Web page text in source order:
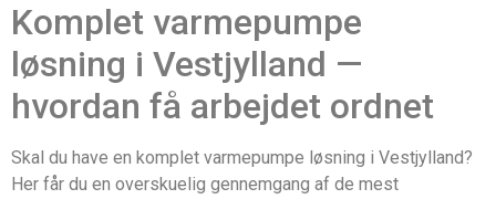
Komplet varmepumpe
løsning i Vestjylland —
hvordan få arbejdet ordnet
Skal du have en komplet varmepumpe løsning i Vestjylland?
Her får du en overskuelig gennemgang af de mest